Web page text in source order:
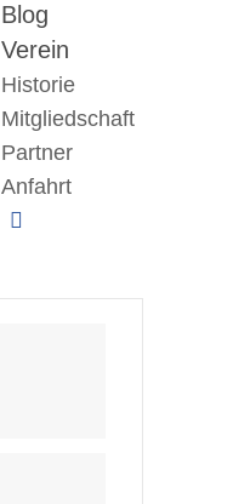
Blog
Verein
Historie
Mitgliedschaft
Partner
Anfahrt